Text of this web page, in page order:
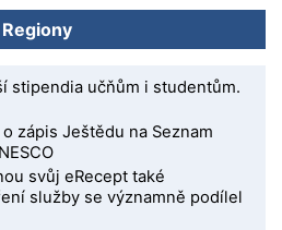
Regiony
stipendia učňům i studentům.
zápis Ještědu na Seznam
svůj eRecept také
služby se významně podílel